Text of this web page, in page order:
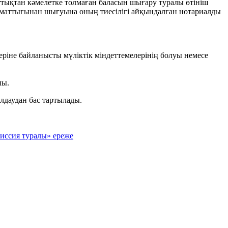
кәмелетке толмаған баласын шығару туралы өтініш
шығуына оның тиесілігі айқындалған нотариалды
байланысты мүліктік міндеттемелерінің болуы немесе
бас тартылады.
туралы» ереже